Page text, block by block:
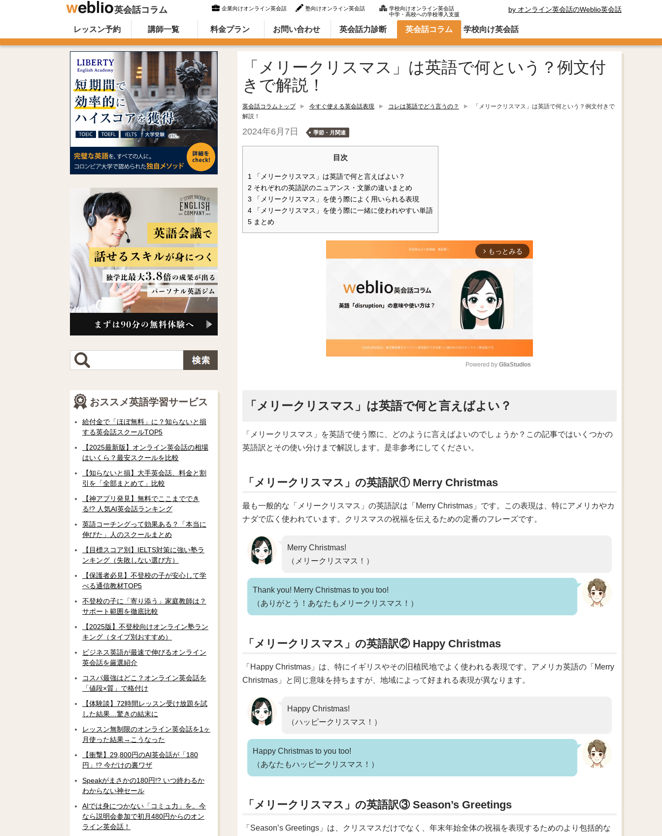
英会話コラム 企業向けオンライン英会話 塾向けオンライン英会話
学校向けオンライン英会話
中学・高校への学校導入支援
by オンライン英会話のWeblio英会話
オンライン英会話のWeblio英会話コラム（英語での言い方・英語表現）
Skip to content
レッスン予約 講師一覧 料金プラン お問い合わせ 英会話力診断 英会話コラム 学校向け英会話
「メリークリスマス」は英語で何という？例文付
きで解説！
英会話コラムトップ 今すぐ使える英会話表現 コレは英語でどう言うの？
「メリークリスマス」は英語で何という？例文付きで
解説！
2024年6月7日 季節・月関連
目次
1 「メリークリスマス」は英語で何と言えばよい？
2 それぞれの英語訳のニュアンス・文脈の違いまとめ
3 「メリークリスマス」を使う際によく用いられる表現
4 「メリークリスマス」を使う際に一緒に使われやすい単語
5 まとめ
arrow_forward_ios もっとみる
u
e
Powered by GliaStudios
「メリークリスマス」は英語で何と言えばよい？
「メリークリスマス」を英語で使う際に、どのように言えばよいのでしょうか？この記事ではいくつかの
英語訳とその使い分けまで解説します。是非参考にしてください。
「メリークリスマス」の英語訳① Merry Christmas
最も一般的な「メリークリスマス」の英語訳は「Merry Christmas」です。この表現は、特にアメリカやカ
ナダで広く使われています。クリスマスの祝福を伝えるための定番のフレーズです。
Merry Christmas!
（メリークリスマス！）
Thank you! Merry Christmas to you too!
（ありがとう！あなたもメリークリスマス！）
「メリークリスマス」の英語訳② Happy Christmas
「Happy Christmas」は、特にイギリスやその旧植民地でよく使われる表現です。アメリカ英語の「Merry
Christmas」と同じ意味を持ちますが、地域によって好まれる表現が異なります。
Happy Christmas!
（ハッピークリスマス！）
Happy Christmas to you too!
（あなたもハッピークリスマス！）
「メリークリスマス」の英語訳③ Season’s Greetings
「Season’s Greetings」は、クリスマスだけでなく、年末年始全体の祝福を表現するためのより包括的な
おススメ英語学習サービス
給付金で「ほぼ無料」に？知らないと損
する英会話スクールTOP5
【2025最新版】オンライン英会話の相場
はいくら？最安スクールを比較
【知らないと損】大手英会話、料金と割
引を「全部まとめて」比較
【神アプリ発見】無料でここまででき
る!? 人気AI英会話ランキング
英語コーチングって効果ある？「本当に
伸びた」人のスクールまとめ
【目標スコア別】IELTS対策に強い塾ラ
ンキング（失敗しない選び方）
【保護者必見】不登校の子が安心して学
べる通信教材TOP5
不登校の子に「寄り添う」家庭教師は？
サポート範囲を徹底比較
【2025版】不登校向けオンライン塾ラン
キング（タイプ別おすすめ）
ビジネス英語が最速で伸びるオンライン
英会話を厳選紹介
コスパ最強はどこ？オンライン英会話を
「値段×質」で格付け
【体験談】72時間レッスン受け放題を試
した結果…驚きの結末に
レッスン無制限のオンライン英会話を1ヶ
月使った結果→こうなった
【衝撃】29,800円のAI英会話が「180
円」!? 今だけの裏ワザ
Speakがまさかの180円!? いつ終わるか
わからない神セール
AIでは身につかない「コミュ力」を。今
なら説明会参加で初月480円からのオン
ライン英会話！